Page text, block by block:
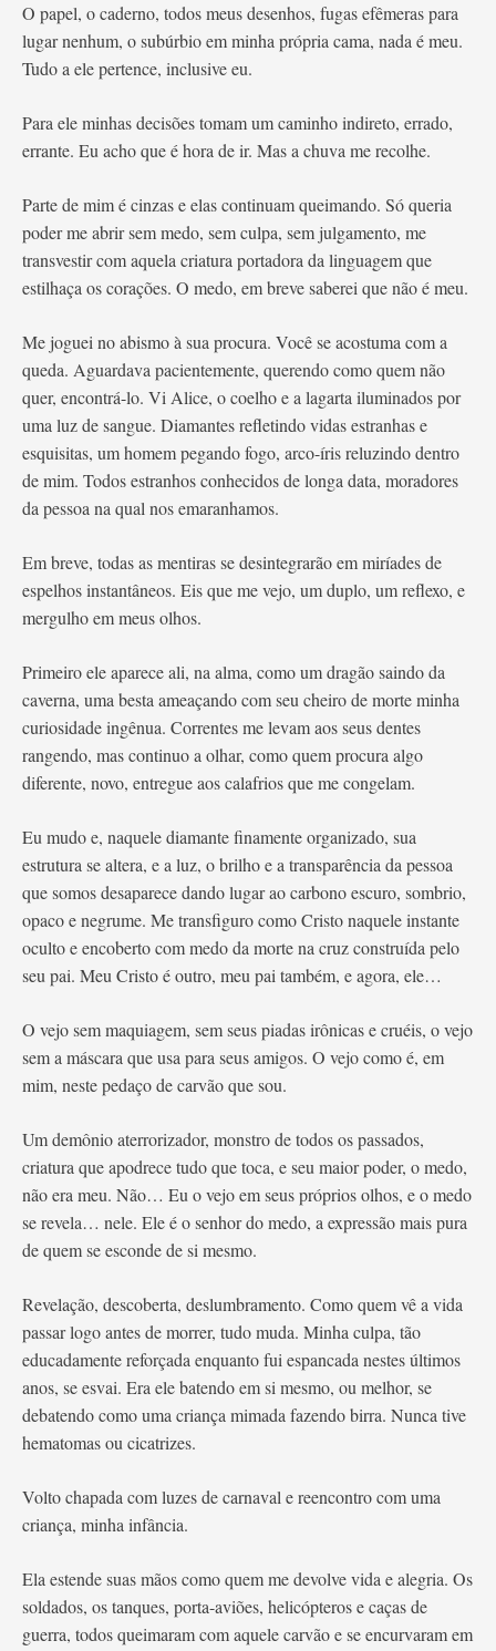
O papel, o caderno, todos meus desenhos, fugas efêmeras para
lugar nenhum, o subúrbio em minha própria cama, nada é meu.
Tudo a ele pertence, inclusive eu.
Para ele minhas decisões tomam um caminho indireto, errado,
errante. Eu acho que é hora de ir. Mas a chuva me recolhe.
Parte de mim é cinzas e elas continuam queimando. Só queria
poder me abrir sem medo, sem culpa, sem julgamento, me
transvestir com aquela criatura portadora da linguagem que
estilhaça os corações. O medo, em breve saberei que não é meu.
Me joguei no abismo à sua procura. Você se acostuma com a
queda. Aguardava pacientemente, querendo como quem não
quer, encontrá-lo. Vi Alice, o coelho e a lagarta iluminados por
uma luz de sangue. Diamantes refletindo vidas estranhas e
esquisitas, um homem pegando fogo, arco-íris reluzindo dentro
de mim. Todos estranhos conhecidos de longa data, moradores
da pessoa na qual nos emaranhamos.
Em breve, todas as mentiras se desintegrarão em miríades de
espelhos instantâneos. Eis que me vejo, um duplo, um reflexo, e
mergulho em meus olhos.
Primeiro ele aparece ali, na alma, como um dragão saindo da
caverna, uma besta ameaçando com seu cheiro de morte minha
curiosidade ingênua. Correntes me levam aos seus dentes
rangendo, mas continuo a olhar, como quem procura algo
diferente, novo, entregue aos calafrios que me congelam.
Eu mudo e, naquele diamante finamente organizado, sua
estrutura se altera, e a luz, o brilho e a transparência da pessoa
que somos desaparece dando lugar ao carbono escuro, sombrio,
opaco e negrume. Me transfiguro como Cristo naquele instante
oculto e encoberto com medo da morte na cruz construída pelo
seu pai. Meu Cristo é outro, meu pai também, e agora, ele…
O vejo sem maquiagem, sem seus piadas irônicas e cruéis, o vejo
sem a máscara que usa para seus amigos. O vejo como é, em
mim, neste pedaço de carvão que sou.
Um demônio aterrorizador, monstro de todos os passados,
criatura que apodrece tudo que toca, e seu maior poder, o medo,
não era meu. Não… Eu o vejo em seus próprios olhos, e o medo
se revela… nele. Ele é o senhor do medo, a expressão mais pura
de quem se esconde de si mesmo.
Revelação, descoberta, deslumbramento. Como quem vê a vida
passar logo antes de morrer, tudo muda. Minha culpa, tão
educadamente reforçada enquanto fui espancada nestes últimos
anos, se esvai. Era ele batendo em si mesmo, ou melhor, se
debatendo como uma criança mimada fazendo birra. Nunca tive
hematomas ou cicatrizes.
Volto chapada com luzes de carnaval e reencontro com uma
criança, minha infância.
Ela estende suas mãos como quem me devolve vida e alegria. Os
soldados, os tanques, porta-aviões, helicópteros e caças de
guerra, todos queimaram com aquele carvão e se encurvaram em